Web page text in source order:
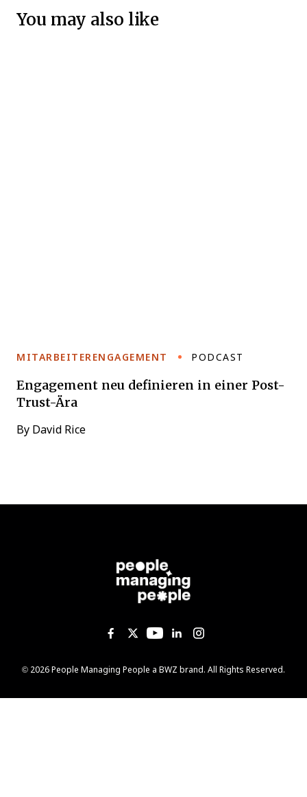
You may also like
MITARBEITERENGAGEMENT PODCAST
Engagement neu definieren in einer Post-
Trust-Ära
By David Rice
Like us on Facebook
Follow us on Twitter
Follow us on
Add us on
Follow us on
© 2026 People Managing People a BWZ Opens new window
brand. All Rights Reserved.